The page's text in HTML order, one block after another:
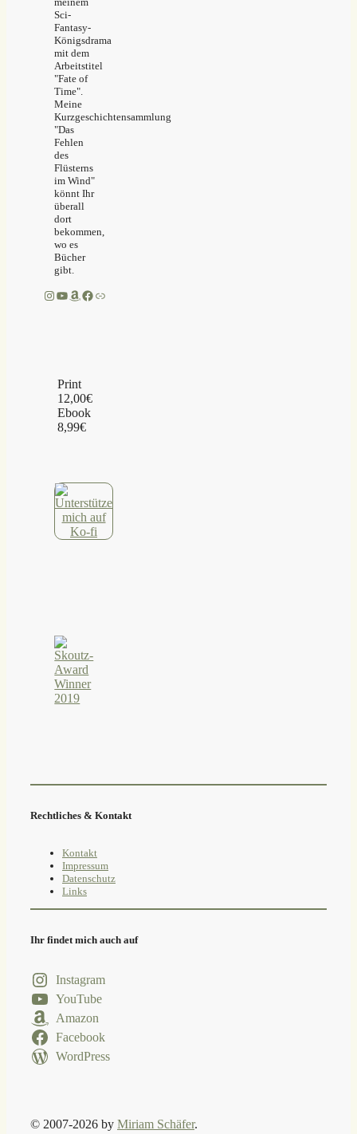
Sci-
Fantasy-
Königsdrama
mit dem
Arbeitstitel
"Fate of
Time".
Meine
Kurzgeschichtensammlung
"Das
Fehlen
des
Flüsterns
im Wind"
könnt Ihr
überall
dort
bekommen,
wo es
Bücher
gibt.
Instagram
YouTube
Amazon
Facebook
Link
Print
12,00€
Ebook
8,99€
Rechtliches & Kontakt
Kontakt
Impressum
Datenschutz
Links
Ihr findet mich auch auf
Instagram
YouTube
Amazon
Facebook
WordPress
© 2007-2026 by Miriam Schäfer.